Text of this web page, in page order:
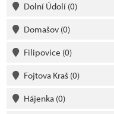
Dolní Údolí (0)
Domašov (0)
Filipovice (0)
Fojtova Kraš (0)
Hájenka (0)